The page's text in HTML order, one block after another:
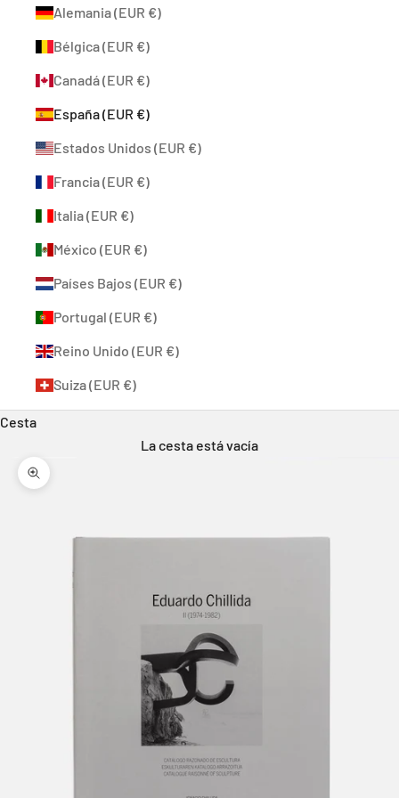
Alemania (EUR €)
Bélgica (EUR €)
Canadá (EUR €)
España (EUR €)
Estados Unidos (EUR €)
Francia (EUR €)
Italia (EUR €)
México (EUR €)
Países Bajos (EUR €)
Portugal (EUR €)
Reino Unido (EUR €)
Suiza (EUR €)
Cesta
La cesta está vacía
Zoom